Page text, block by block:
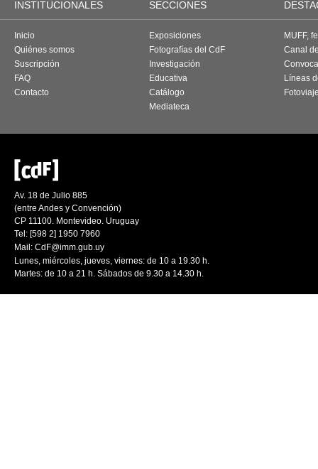
INSTITUCIONALES SECCIONES
Inicio
Quiénes somos
Suscripción
FAQ
Contacto
Exposiciones
Fotografías del CdF
Investigación
Educativa
Catálogo
Mediateca
MUFF,
Canal
Líneas
Av. 18 de Julio 885
(entre Andes y Convención)
CP 11100. Montevideo. Uruguay
Tel: [598 2] 1950 7960
Mail: CdF@imm.gub.uy
Lunes, miércoles, jueves, viernes: de 10 a 19.30 h.
Martes: de 10 a 21 h. Sábados de 9.30 a 14.30 h.